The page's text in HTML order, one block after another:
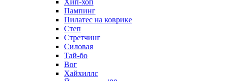
Хип-хоп
Пампинг
Пилатес на коврике
Степ
Стретчинг
Силовая
Тай-бо
Вог
Хайхиллс